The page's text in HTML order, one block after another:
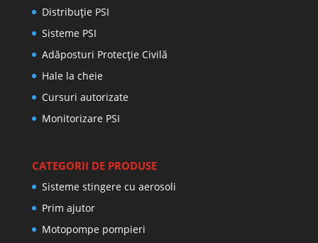
Distribuţie PSI
Sisteme PSI
Adăposturi Protecție Civilă
Hale la cheie
Cursuri autorizate
Monitorizare PSI
CATEGORII DE PRODUSE
Sisteme stingere cu aerosoli
Prim ajutor
Motopompe pompieri